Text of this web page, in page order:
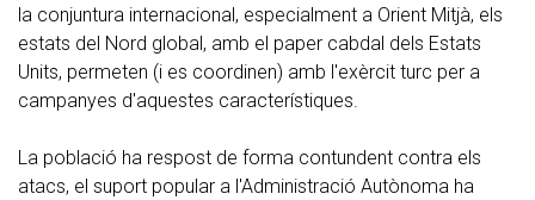
la conjuntura internacional, especialment a Orient Mitjà, els
estats del Nord global, amb el paper cabdal dels Estats
Units, permeten (i es coordinen) amb l'exèrcit turc per a
campanyes d'aquestes característiques.
La població ha respost de forma contundent contra els
atacs, el suport popular a l'Administració Autònoma ha